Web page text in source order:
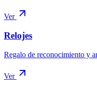
Ver
Relojes
Regalo de reconocimiento y
Ver